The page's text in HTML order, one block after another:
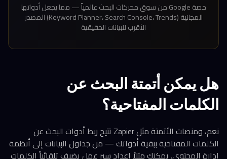
حصة Google من سوق محركات البحث عالمياً — مما يجعل أدواتها
المجانية (Keyword Planner، Search Console، Trends) المصدر
الأقرب للبيانات الحقيقية
هل يمكن أتمتة البحث عن
الكلمات المفتاحية؟
نعم، ومنصات الأتمتة مثل Zapier تتيح ربط أدوات البحث عن
الكلمات المفتاحية ببقية أدواتك — من جداول البيانات إلى أنظمة
إدارة المحتوى. يمكنك مثلاً إعداد سير عمل يضيف تلقائياً الكلمات